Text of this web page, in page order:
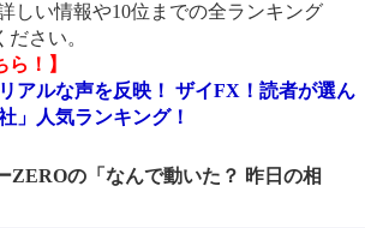
しい情報や10位までの全ランキング
さい。
！】
アルな声を反映！ ザイFX！読者が選ん
」人気ランキング！
ZEROの「なんで動いた？ 昨日の相